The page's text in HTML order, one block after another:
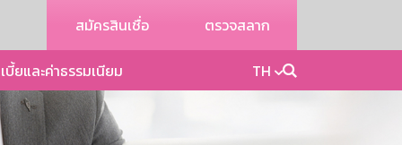
สมัครสินเชื่อ ตรวจสลาก
บี้ยและค่าธรรมเนียม TH